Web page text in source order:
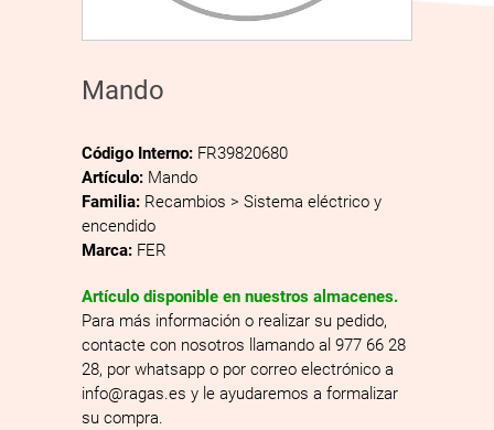
Mando
Código Interno: FR39820680
Artículo: Mando
Familia: Recambios > Sistema eléctrico y
encendido
Marca: FER
Artículo disponible en nuestros almacenes.
Para más información o realizar su pedido,
contacte con nosotros llamando al 977 66 28
28, por whatsapp o por correo electrónico a
info@ragas.es y le ayudaremos a formalizar
su compra.